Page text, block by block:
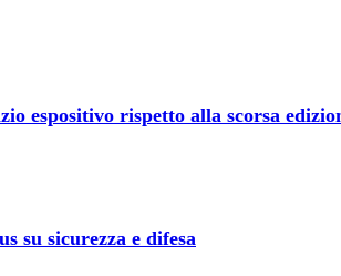
espositivo rispetto alla scorsa
su sicurezza e difesa